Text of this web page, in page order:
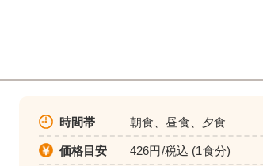
時間帯 朝食、昼食、夕食
価格目安 426円/税込 (1食分)